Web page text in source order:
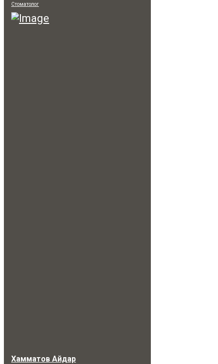
Стоматолог
Хамматов Айдар